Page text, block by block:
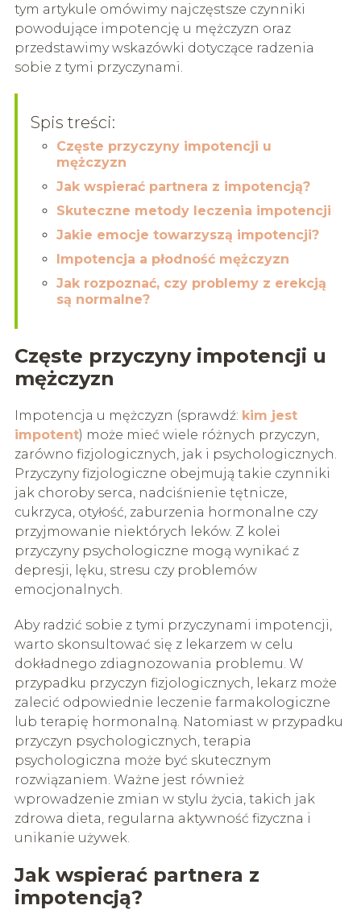
tym artykule omówimy najczęstsze czynniki
powodujące impotencję u mężczyzn oraz
przedstawimy wskazówki dotyczące radzenia
sobie z tymi przyczynami.
Spis treści:
Częste przyczyny impotencji u
mężczyzn
Jak wspierać partnera z impotencją?
Skuteczne metody leczenia impotencji
Jakie emocje towarzyszą impotencji?
Impotencja a płodność mężczyzn
Jak rozpoznać, czy problemy z erekcją
są normalne?
Częste przyczyny impotencji u
mężczyzn
Impotencja u mężczyzn (sprawdź: kim jest
impotent) może mieć wiele różnych przyczyn,
zarówno fizjologicznych, jak i psychologicznych.
Przyczyny fizjologiczne obejmują takie czynniki
jak choroby serca, nadciśnienie tętnicze,
cukrzyca, otyłość, zaburzenia hormonalne czy
przyjmowanie niektórych leków. Z kolei
przyczyny psychologiczne mogą wynikać z
depresji, lęku, stresu czy problemów
emocjonalnych.
Aby radzić sobie z tymi przyczynami impotencji,
warto skonsultować się z lekarzem w celu
dokładnego zdiagnozowania problemu. W
przypadku przyczyn fizjologicznych, lekarz może
zalecić odpowiednie leczenie farmakologiczne
lub terapię hormonalną. Natomiast w przypadku
przyczyn psychologicznych, terapia
psychologiczna może być skutecznym
rozwiązaniem. Ważne jest również
wprowadzenie zmian w stylu życia, takich jak
zdrowa dieta, regularna aktywność fizyczna i
unikanie używek.
Jak wspierać partnera z
impotencją?